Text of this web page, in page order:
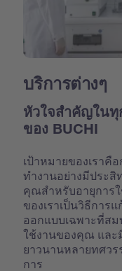
บริการต่างๆ
หัวใจสำคัญใน
ของ BUCHI
เป้าหมายของเราคื
ทำงานอย่างมีประ
คุณสำหรับอายุการ
ของเราเป็นวิธีการ
ออกแบบเฉพาะที่ส
ใช้งานของคุณ แล
ยาวนานหลายทศว
การ